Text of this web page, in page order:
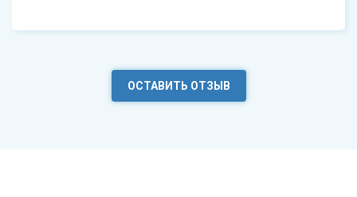
ОСТАВИТЬ ОТЗЫВ